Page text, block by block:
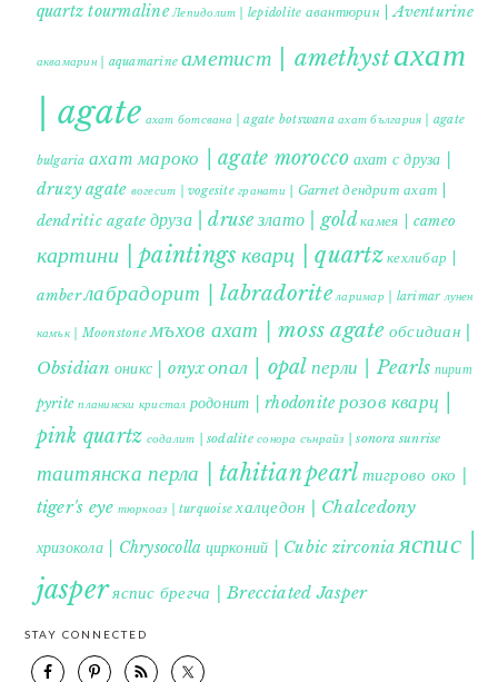
quartz tourmaline Лепидолит | lepidolite авантюрин | Aventurine
аквамарин | aquamarine аметист | amethystахат
| agate ахат ботсвана | agate botswana ахат българия | agate
bulgaria ахат мароко | agate morocco ахат с друза |
druzy agate вогесит | vogesite гранати | Garnet дендрит ахат |
dendritic agate друза | druse злато | gold камея | cameo
картини | paintings кварц | quartzкехлибар |
amberлабрадорит | labradorite ларимар | larimar лунен
камък | Moonstone мъхов ахат | moss agate обсидиан |
Obsidian оникс | onyxопал | opal перли | Pearls пирит |
pyrite планински кристал родонит | rhodonite розов кварц |
pink quartz содалит | sodalite сонора сънрайз | sonora sunrise
таитянска перла | tahitian pearl тигрово око |
tiger's eye тюркоаз | turquoise халцедон | Chalcedony
хризокола | Chrysocolla цирконий | Cubic zirconia яспис |
jasperяспис брегча | Brecciated Jasper
STAY CONNECTED